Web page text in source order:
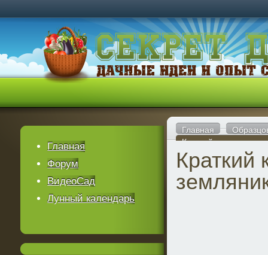
Главная
Краткий курс ухода
Краткий
Главная
Форум
ВидеоСад
Лунный календарь